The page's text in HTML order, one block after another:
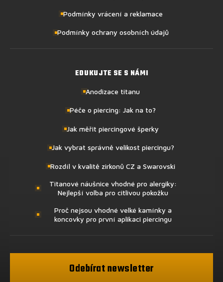
Podmínky vrácení a reklamace
Podmínky ochrany osobních údajů
EDUKUJTE SE S NÁMI
Anodizace titanu
Péče o piercing: Jak na to?
Jak měřit piercingové šperky
Jak vybrat správně velikost piercingu?
Rozdíl v kvalitě zirkonů CZ a Swarovski
Titanové náušnice vhodné pro alergiky:
Nejlepší volba pro citlivou pokožku
Proč nejsou vhodné velké kamínky a
koncovky pro první aplikaci piercingu
Odebírat newsletter